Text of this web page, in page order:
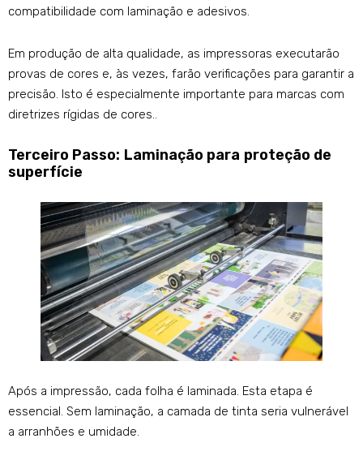
compatibilidade com laminação e adesivos.
Em produção de alta qualidade, as impressoras executarão
provas de cores e, às vezes, farão verificações para garantir a
precisão. Isto é especialmente importante para marcas com
diretrizes rígidas de cores..
Terceiro Passo: Laminação para proteção de
superfície
Após a impressão, cada folha é laminada. Esta etapa é
essencial. Sem laminação, a camada de tinta seria vulnerável
a arranhões e umidade.